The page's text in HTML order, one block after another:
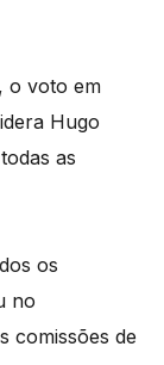
o voto em
Hugo
as
os
no
comissões de